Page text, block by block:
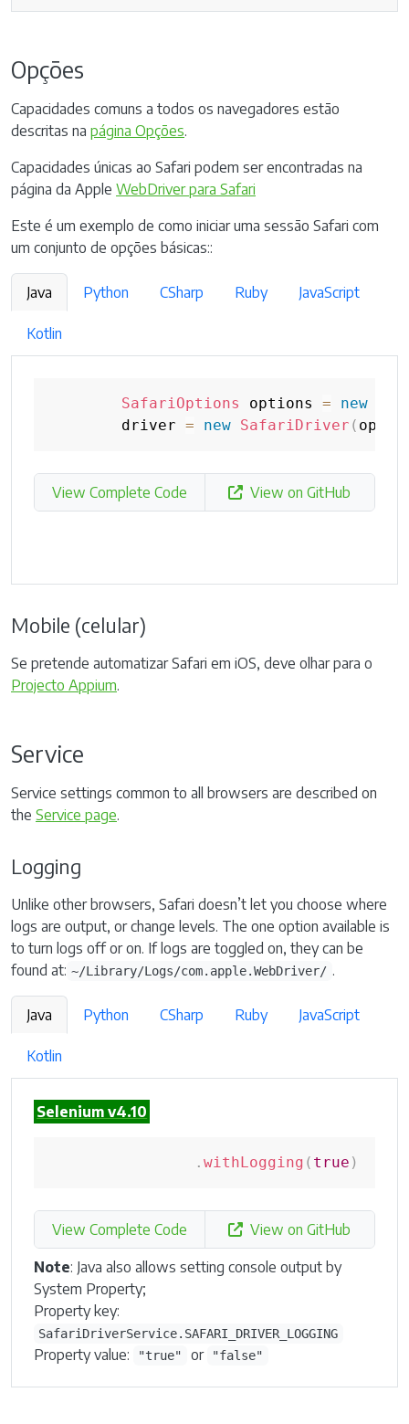
Opções
Capacidades comuns a todos os navegadores estão
descritas na página Opções.
Capacidades únicas ao Safari podem ser encontradas na
página da Apple WebDriver para Safari
Este é um exemplo de como iniciar uma sessão Safari com
um conjunto de opções básicas::
Java Python CSharp Ruby JavaScript
Kotlin
SafariOptions options = new
        driver
= new SafariDriver (
View Complete Code View on GitHub
Mobile (celular)
Se pretende automatizar Safari em iOS, deve olhar para o
Projecto Appium.
Service
Service settings common to all browsers are described on
the Service page.
Logging
Unlike other browsers, Safari doesn’t let you choose where
logs are output, or change levels. The one option available is
to turn logs off or on. If logs are toggled on, they can be
found at: ~/Library/Logs/com.apple.WebDriver/ .
Java Python CSharp Ruby JavaScript
Kotlin
Selenium v4.10
. withLogging ( true )
View Complete Code View on GitHub
Note: Java also allows setting console output by
System Property;
Property key:
SafariDriverService.SAFARI_DRIVER_LOGGING
Property value: "true" or "false"